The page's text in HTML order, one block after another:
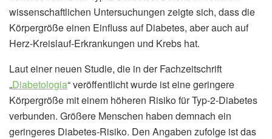
wissenschaftlichen Untersuchungen zeigte sich, dass die
Körpergröße einen Einfluss auf Diabetes, aber auch auf
Herz-Kreislauf-Erkrankungen und Krebs hat.
Laut einer neuen Studie, die in der Fachzeitschrift
„Diabetologia“ veröffentlicht wurde ist eine geringere
Körpergröße mit einem höheren Risiko für Typ-2-Diabetes
verbunden. Größere Menschen haben demnach ein
geringeres Diabetes-Risiko. Den Angaben zufolge ist das